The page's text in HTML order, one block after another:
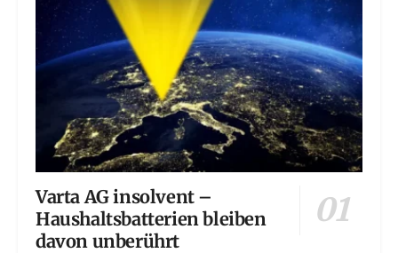
Varta AG insolvent –
Haushaltsbatterien bleiben
davon unberührt